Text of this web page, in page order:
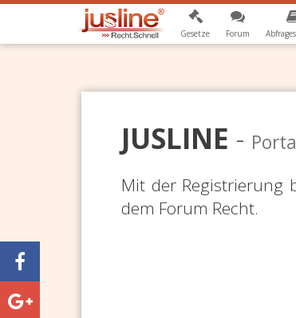
Gesetze Forum
JUSLINE -
Mit der Registrierung
dem Forum Recht.